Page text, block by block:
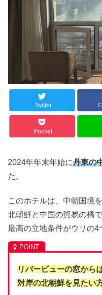
Twitter
Pocket
2024年年末年始に丹東の
た。
このホテルは、中朝国境
北朝鮮と中国の貿易の橋
最高の立地条件がウリの4
リバービューの窓から
対岸の北朝鮮を見たい